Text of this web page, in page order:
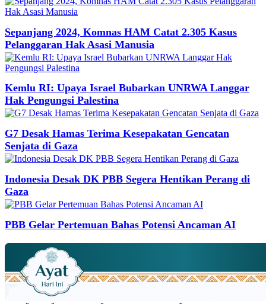
Sepanjang 2024, Komnas HAM Catat 2.305 Kasus
Pelanggaran Hak Asasi Manusia
Kemlu RI: Upaya Israel Bubarkan UNRWA Langgar
Hak Pengungsi Palestina
G7 Desak Hamas Terima Kesepakatan Gencatan
Senjata di Gaza
Indonesia Desak DK PBB Segera Hentikan Perang di
Gaza
PBB Gelar Pertemuan Bahas Potensi Ancaman AI